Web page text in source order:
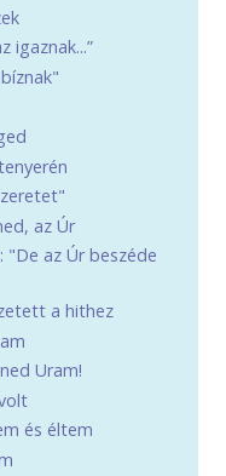
igaznak...”
az Úr
"De az Úr beszéde
a hithez
Uram!
és éltem